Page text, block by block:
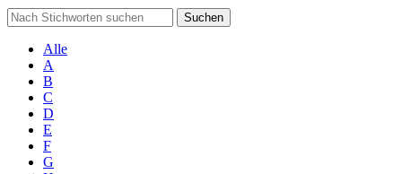
Suchen
Alle
A
B
C
D
E
F
G